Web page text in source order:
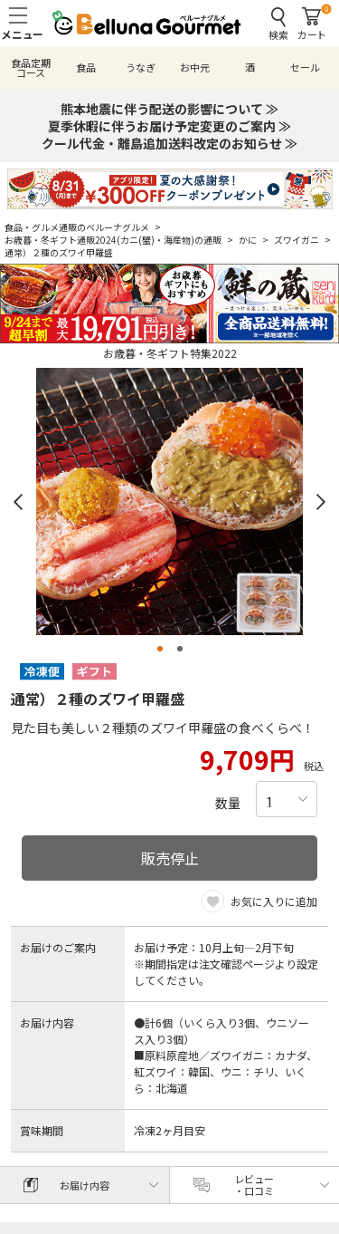
検索
0
カート
食品定期
コース 食品 うなぎ お中元 酒 セール
熊本地震に伴う配送の影響について ≫
夏季休暇に伴うお届け予定変更のご案内 ≫
クール代金・離島追加送料改定のお知らせ ≫
食品・グルメ通販のベルーナグルメ >
お歳暮・冬ギフト通販2024(カニ(蟹)・海産物)の通販 > かに > ズワイガニ >
通常）２種のズワイ甲羅盛
お歳暮・冬ギフト特集2022
通常）２種のズワイ甲羅盛
見た目も美しい２種類のズワイ甲羅盛の食べくらべ！
9,709円 税込
数量
販売停止
お気に入りに追加
お届けのご案内
お届け予定：10月上旬―2月下旬
※期間指定は注文確認ページより設定
してください。
お届け内容
●計6個（いくら入り3個、ウニソー
ス入り3個）
■原料原産地／ズワイガニ：カナダ、
紅ズワイ：韓国、ウニ：チリ、いく
ら：北海道
賞味期間 冷凍2ヶ月目安
お届け内容
レビュー
・口コミ